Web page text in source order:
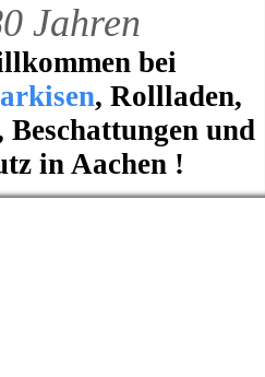
Jahren
bei
, Rollladen,
Beschattungen und
in Aachen !